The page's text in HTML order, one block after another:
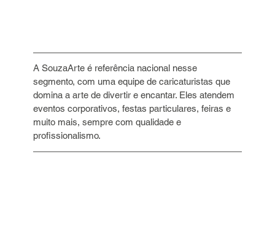
A SouzaArte é referência nacional nesse
segmento, com uma equipe de caricaturistas que
domina a arte de divertir e encantar. Eles atendem
eventos corporativos, festas particulares, feiras e
muito mais, sempre com qualidade e
profissionalismo.